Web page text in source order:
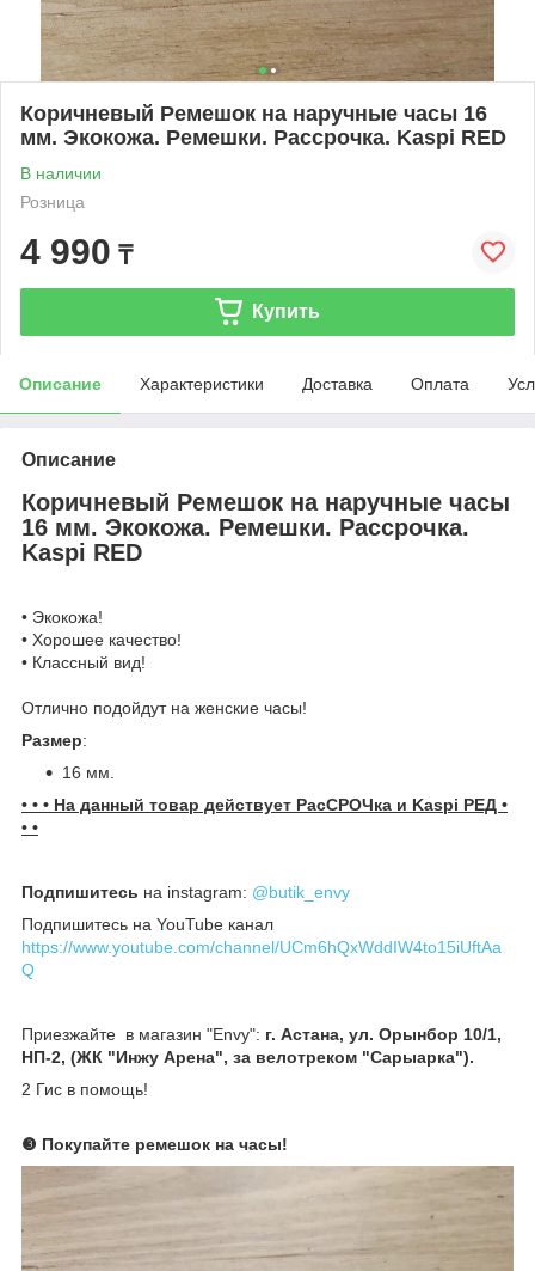
Коричневый Ремешок на наручные часы 16
мм. Экокожа. Ремешки. Рассрочка. Kaspi RED
В наличии
Розница
4 990 ₸
Купить
Описание Характеристики Доставка Оплата
Описание
Коричневый Ремешок на наручные часы
16 мм. Экокожа. Ремешки. Рассрочка.
Kaspi RED
• Экокожа!
• Хорошее качество!
• Классный вид!
Отлично подойдут на женские часы!
Размер:
16 мм.
• • • На данный товар действует РасСРОЧка и Kaspi РЕД •
• •
Подпишитесь на instagram: @butik_envy
Подпишитесь на YouTube канал
https://www.youtube.com/channel/UCm6hQxWddIW4to15iUftAa
Q
Приезжайте в магазин "Envy": г. Астана, ул. Орынбор 10/1,
НП-2, (ЖК "Инжу Арена", за велотреком "Сарыарка").
2 Гис в помощь!
❸ Покупайте ремешок на часы!